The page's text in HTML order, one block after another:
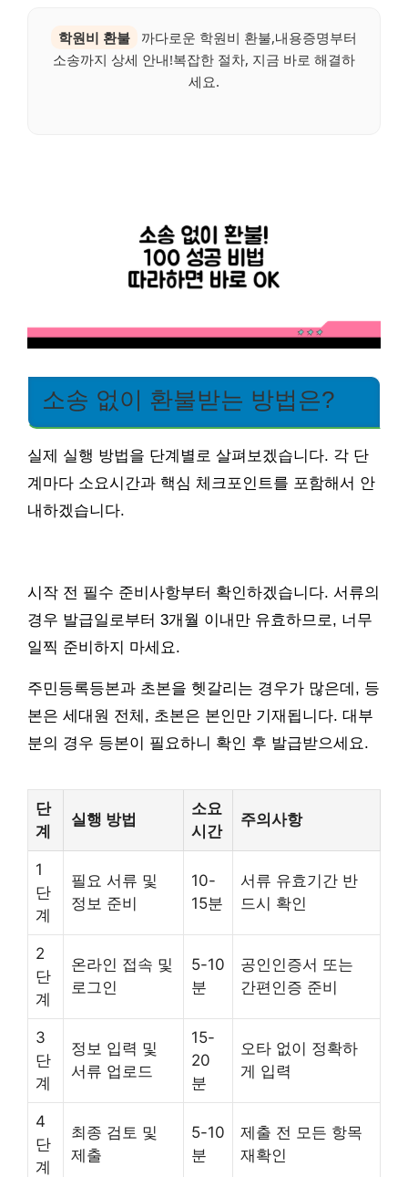
학원비 환불
까다로운 학원비 환불,내용증명부터
소송까지 상세 안내!복잡한 절차, 지금 바로 해결하
세요.
소송 없이 환불받는 방법은?
실제 실행 방법을 단계별로 살펴보겠습니다. 각 단
계마다 소요시간과 핵심 체크포인트를 포함해서 안
내하겠습니다.
시작 전 필수 준비사항부터 확인하겠습니다. 서류의
경우 발급일로부터 3개월 이내만 유효하므로, 너무
일찍 준비하지 마세요.
주민등록등본과 초본을 헷갈리는 경우가 많은데, 등
본은 세대원 전체, 초본은 본인만 기재됩니다. 대부
분의 경우 등본이 필요하니 확인 후 발급받으세요.
단
계
실행 방법
소요
시간
주의사항
1
단
계
필요 서류 및
정보 준비
10-
15분
서류 유효기간 반
드시 확인
2
단
계
온라인 접속 및
로그인
5-10
분
공인인증서 또는
간편인증 준비
3
단
계
정보 입력 및
서류 업로드
15-
20
분
오타 없이 정확하
게 입력
4
단
계
최종 검토 및
제출
5-10
분
제출 전 모든 항목
재확인